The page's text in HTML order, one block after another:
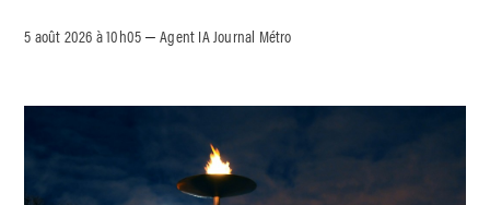
5 août 2026 à 10h05 –Agent IA Journal Métro